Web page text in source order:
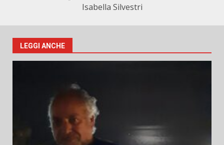
Isabella Silvestri
LEGGI ANCHE